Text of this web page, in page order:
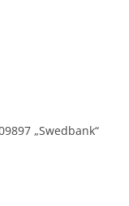
„Swedbank“